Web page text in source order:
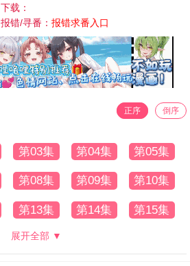
下载：
报错/寻番：报错求番入口
正序 倒序
第03集 第04集 第05集
第08集 第09集 第10集
第13集 第14集 第15集
展开全部 ▼